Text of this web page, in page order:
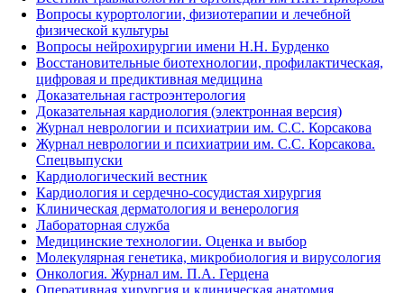
Вопросы курортологии, физиотерапии и лечебной
физической культуры
Вопросы нейрохирургии имени Н.Н. Бурденко
Восстановительные биотехнологии, профилактическая,
цифровая и предиктивная медицина
Доказательная гастроэнтерология
Доказательная кардиология (электронная версия)
Журнал неврологии и психиатрии им. С.С. Корсакова
Журнал неврологии и психиатрии им. С.С. Корсакова.
Спецвыпуски
Кардиологический вестник
Кардиология и сердечно-сосудистая хирургия
Клиническая дерматология и венерология
Лабораторная служба
Медицинские технологии. Оценка и выбор
Молекулярная генетика, микробиология и вирусология
Онкология. Журнал им. П.А. Герцена
Оперативная хирургия и клиническая анатомия